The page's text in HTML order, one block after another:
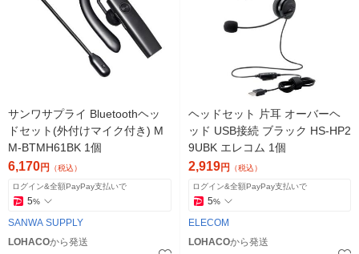
サンワサプライ Bluetoothヘッ
ドセット(外付けマイク付き) M
M-BTMH61BK 1個
6,170円 （税込）
ログイン&全額PayPay支払いで
5%
SANWA SUPPLY
LOHACOから発送
ヘッドセット 片耳 オーバーヘ
ッド USB接続 ブラック HS-HP2
9UBK エレコム 1個
2,919円 （税込）
ログイン&全額PayPay支払いで
5%
ELECOM
LOHACOから発送